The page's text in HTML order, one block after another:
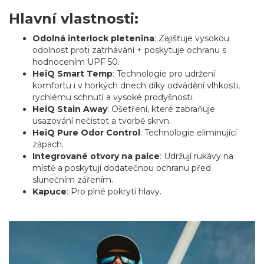
Hlavní vlastnosti:
Odolná interlock pletenina: Zajišťuje vysokou
odolnost proti zatrhávání + poskytuje ochranu s
hodnocením UPF 50.
HeiQ Smart Temp: Technologie pro udržení
komfortu i v horkých dnech díky odvádění vlhkosti,
rychlému schnutí a vysoké prodyšnosti.
HeiQ Stain Away: Ošetření, které zabraňuje
usazování nečistot a tvorbě skrvn.
HeiQ Pure Odor Control: Technologie eliminující
zápach.
Integrované otvory na palce: Udržují rukávy na
místě a poskytují dodatečnou ochranu před
slunečním zářením.
Kapuce: Pro plné pokrytí hlavy.